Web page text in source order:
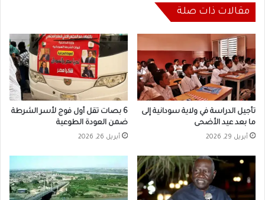
مقالات ذات صلة
تأجيل الدراسة في ولاية سودانية إلى
ما بعد عيد الأضحى
أبريل 29, 2026
6 بصات تقل أول فوج لأسر الشرطة
ضمن العودة الطوعية
أبريل 26, 2026